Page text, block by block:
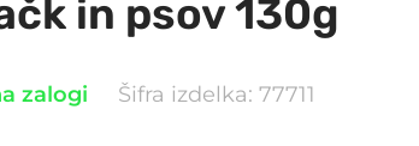
in psov 130g
zalogi Šifra izdelka: 77711